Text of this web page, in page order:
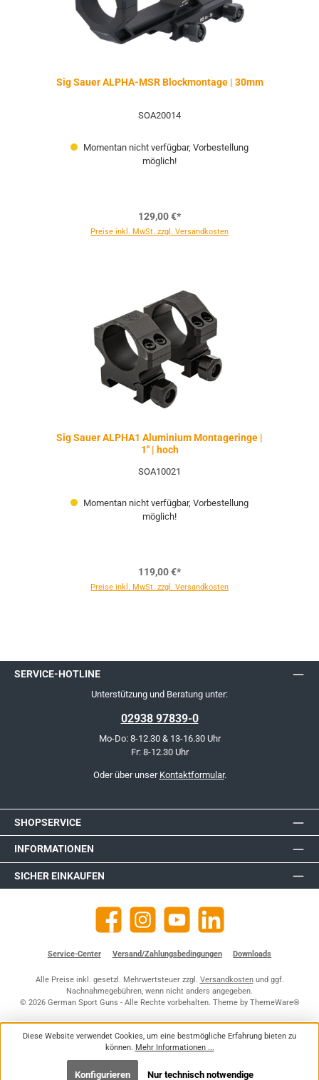
Sig Sauer ALPHA-MSR Blockmontage | 30mm
SOA20014
Momentan nicht verfügbar, Vorbestellung
möglich!
129,00 €*
Preise inkl. MwSt. zzgl. Versandkosten
Sig Sauer ALPHA1 Aluminium Montageringe |
1'' | hoch
SOA10021
Momentan nicht verfügbar, Vorbestellung
möglich!
119,00 €*
Preise inkl. MwSt. zzgl. Versandkosten
SERVICE-HOTLINE
Unterstützung und Beratung unter:
02938 97839-0
Mo-Do: 8-12.30 & 13-16.30 Uhr
Fr: 8-12.30 Uhr
Oder über unser Kontaktformular.
SHOPSERVICE
INFORMATIONEN
SICHER EINKAUFEN
Facebook Instagram YouTube https://de.linkedin.com/company/
Service-Center Versand/Zahlungsbedingungen Downloads
Alle Preise inkl. gesetzl. Mehrwertsteuer zzgl. Versandkostenund ggf.
Nachnahmegebühren, wenn nicht anders angegeben.
© 2026 German Sport Guns - Alle Rechte vorbehalten. Theme by ThemeWare®
Diese Website verwendet Cookies, um eine bestmögliche Erfahrung bieten zu
können. Mehr Informationen ...
Nur technisch notwendige
Konfigurieren